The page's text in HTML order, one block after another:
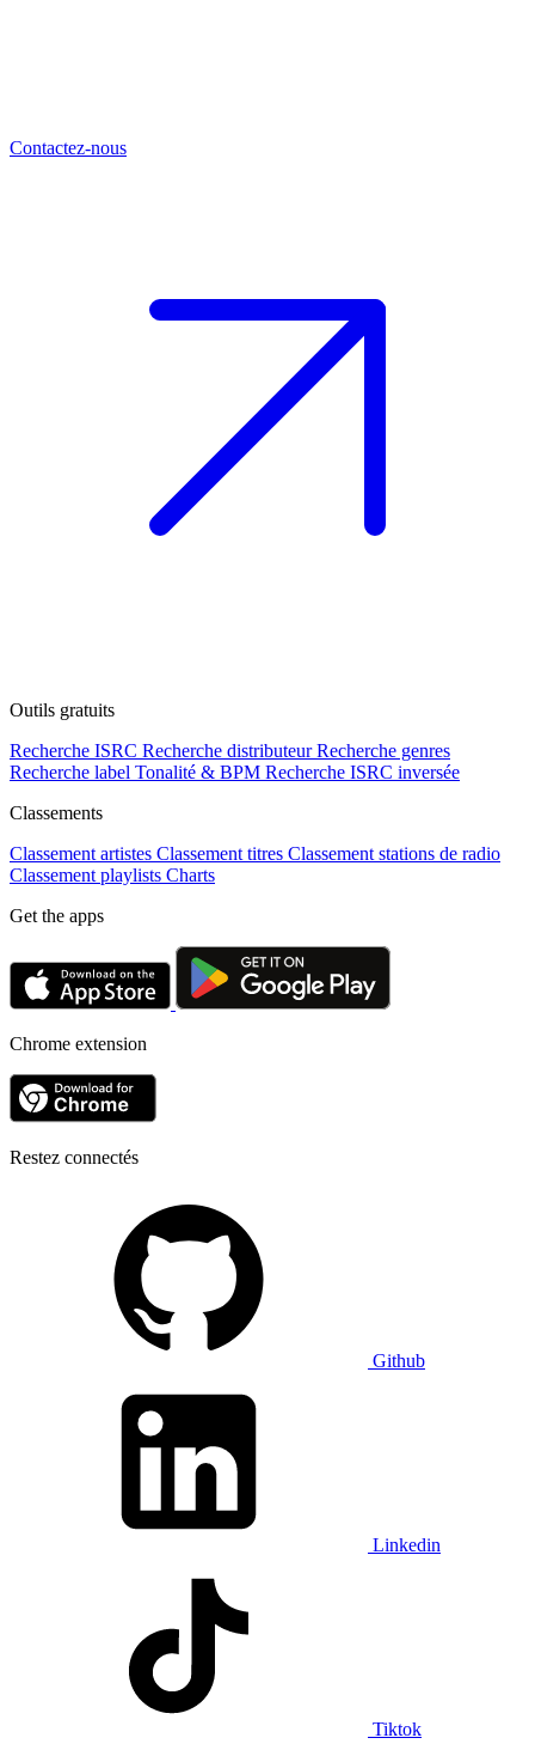
Contactez-nous
Outils gratuits
Recherche ISRC Recherche distributeur Recherche genres
Recherche label Tonalité & BPM Recherche ISRC inversée
Classements
Classement artistes Classement titres Classement stations de radio
Classement playlists Charts
Get the apps
Chrome extension
Restez connectés
Github
Linkedin
Tiktok